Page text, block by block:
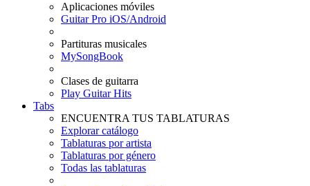
Aplicaciones móviles
Guitar Pro iOS/Android
Partituras musicales
MySongBook
Clases de guitarra
Play Guitar Hits
Tabs
ENCUENTRA TUS TABLATURAS
Explorar catálogo
Tablaturas por artista
Tablaturas por género
Todas las tablaturas